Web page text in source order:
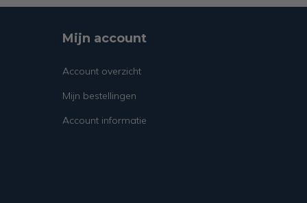
Mijn account
Account overzicht
Mijn bestellingen
Account informatie